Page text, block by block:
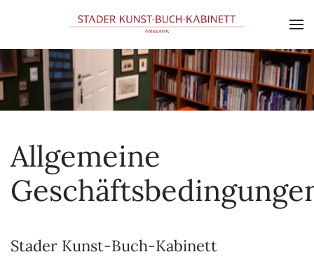
Allgemeine
Stader Kunst-Buch-Kabinett